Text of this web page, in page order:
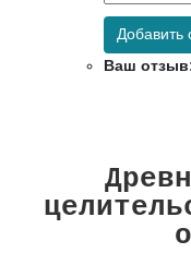
Добавить
Ваш